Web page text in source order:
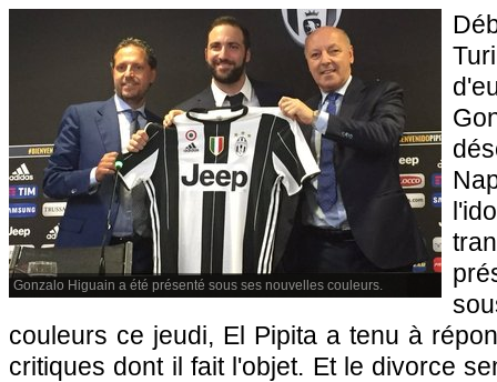
Gonzalo Higuain a été présenté sous ses nouvelles couleurs.
couleurs ce jeudi, El Pipita a tenu à
critiques dont il fait l'objet. Et le divorce